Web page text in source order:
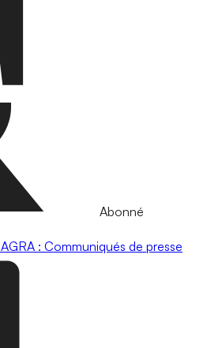
Abonné
AGRA : Communiqués de presse